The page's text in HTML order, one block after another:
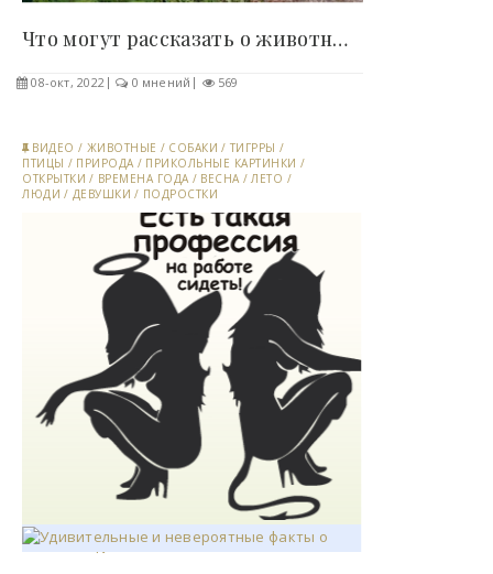
Что могут рассказать о животных их экскременты?..
08-окт, 2022 0 мнений 569
ВИДЕО / ЖИВОТНЫЕ / СОБАКИ / ТИГРРЫ /
ПТИЦЫ / ПРИРОДА / ПРИКОЛЬНЫЕ КАРТИНКИ /
ОТКРЫТКИ / ВРЕМЕНА ГОДА / ВЕСНА / ЛЕТО /
ЛЮДИ / ДЕВУШКИ / ПОДРОСТКИ